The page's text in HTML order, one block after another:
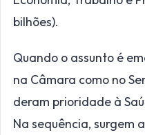
bilhões).
Quando o assunto é
na Câmara como no
deram prioridade à
Na sequência, surgem